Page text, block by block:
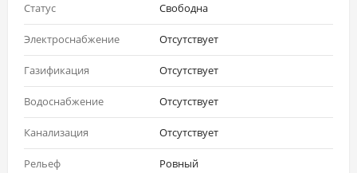
Статус Свободна
Электроснабжение Отсутствует
Газификация Отсутствует
Водоснабжение Отсутствует
Канализация Отсутствует
Рельеф Ровный